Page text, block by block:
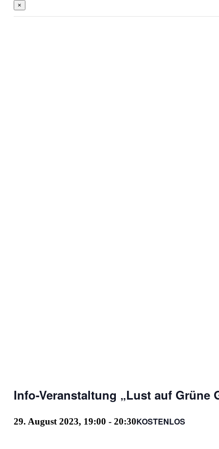
×
Info-Veranstaltung „Lust auf Grüne
29. August 2023, 19:00 - 20:30KOSTENLOS